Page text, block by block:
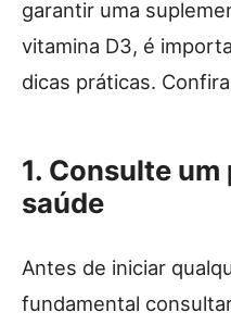
garantir uma
vitamina D3, é
dicas práticas.
1. Consulte
saúde
Antes de iniciar
fundamental